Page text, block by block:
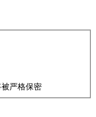
严格保密